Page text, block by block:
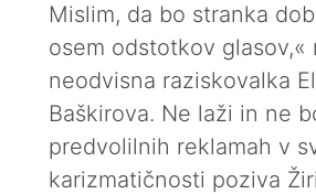
Mislim, da bo stranka
osem odstotkov glasov,«
neodvisna raziskovalka
Baškirova. Ne laži in ne
predvolilnih reklamah v
karizmatičnosti poziva